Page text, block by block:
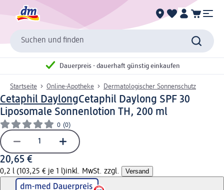
Suchen und finden
Dauerpreis - dauerhaft günstig einkaufen
Startseite Online-Apotheke Dermatologischer Sonnenschutz
Cetaphil DaylongCetaphil Daylong SPF 30
Liposomale Sonnenlotion TH, 200 ml
0 (0)
20,65 €
0,2 l (103,25 € je 1 l)inkl. MwSt. zzgl. Versand